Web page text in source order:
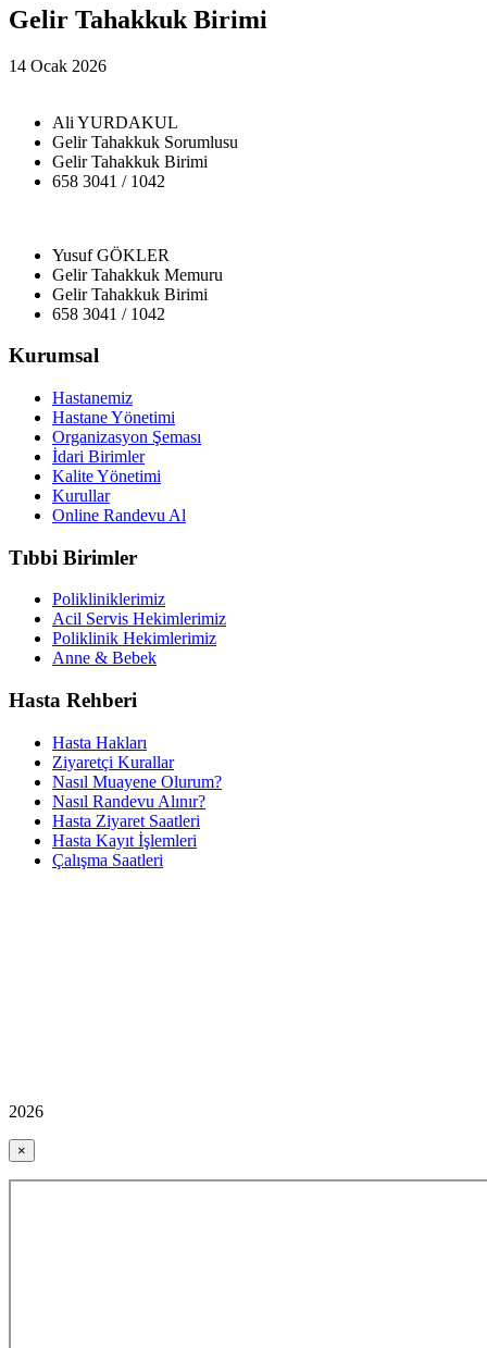
Gelir Tahakkuk Birimi
14 Ocak 2026
Ali YURDAKUL
Gelir Tahakkuk Sorumlusu
Gelir Tahakkuk Birimi
658 3041 / 1042
Yusuf GÖKLER
Gelir Tahakkuk Memuru
Gelir Tahakkuk Birimi
658 3041 / 1042
Kurumsal
Hastanemiz
Hastane Yönetimi
Organizasyon Şeması
İdari Birimler
Kalite Yönetimi
Kurullar
Online Randevu Al
Tıbbi Birimler
Polikliniklerimiz
Acil Servis Hekimlerimiz
Poliklinik Hekimlerimiz
Anne & Bebek
Hasta Rehberi
Hasta Hakları
Ziyaretçi Kurallar
Nasıl Muayene Olurum?
Nasıl Randevu Alınır?
Hasta Ziyaret Saatleri
Hasta Kayıt İşlemleri
Çalışma Saatleri
2026
×